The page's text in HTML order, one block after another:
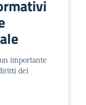
importante
dei